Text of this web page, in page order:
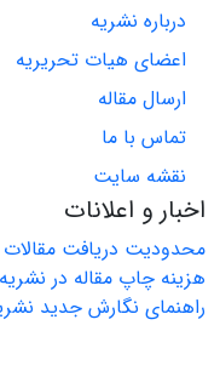
درباره نشریه
اعضای هیات تحریریه
ارسال مقاله
تماس با ما
نقشه سایت
اخبار و اعلانات
محدودیت دریافت مقالات
هزینه چاپ مقاله در
راهنمای نگارش جدید